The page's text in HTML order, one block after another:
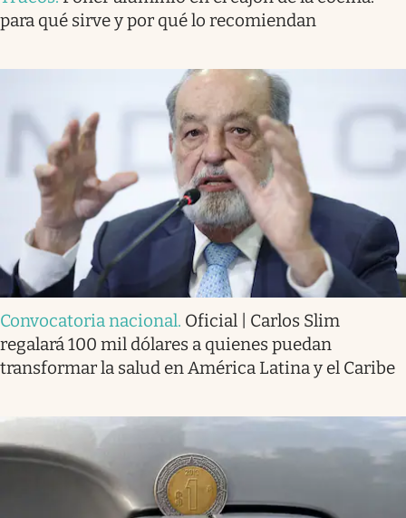
para qué sirve y por qué lo recomiendan
Convocatoria nacional. Oficial | Carlos Slim
regalará 100 mil dólares a quienes puedan
transformar la salud en América Latina y el Caribe